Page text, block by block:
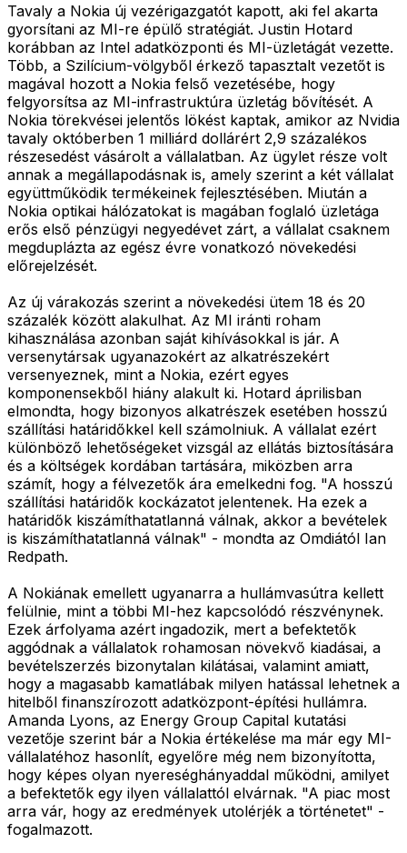
Tavaly a Nokia új vezérigazgatót kapott, aki fel akarta
gyorsítani az MI-re épülő stratégiát. Justin Hotard
korábban az Intel adatközponti és MI-üzletágát vezette.
Több, a Szilícium-völgyből érkező tapasztalt vezetőt is
magával hozott a Nokia felső vezetésébe, hogy
felgyorsítsa az MI-infrastruktúra üzletág bővítését. A
Nokia törekvései jelentős lökést kaptak, amikor az Nvidia
tavaly októberben 1 milliárd dollárért 2,9 százalékos
részesedést vásárolt a vállalatban. Az ügylet része volt
annak a megállapodásnak is, amely szerint a két vállalat
együttműködik termékeinek fejlesztésében. Miután a
Nokia optikai hálózatokat is magában foglaló üzletága
erős első pénzügyi negyedévet zárt, a vállalat csaknem
megduplázta az egész évre vonatkozó növekedési
előrejelzését.
Az új várakozás szerint a növekedési ütem 18 és 20
százalék között alakulhat. Az MI iránti roham
kihasználása azonban saját kihívásokkal is jár. A
versenytársak ugyanazokért az alkatrészekért
versenyeznek, mint a Nokia, ezért egyes
komponensekből hiány alakult ki. Hotard áprilisban
elmondta, hogy bizonyos alkatrészek esetében hosszú
szállítási határidőkkel kell számolniuk. A vállalat ezért
különböző lehetőségeket vizsgál az ellátás biztosítására
és a költségek kordában tartására, miközben arra
számít, hogy a félvezetők ára emelkedni fog. "A hosszú
szállítási határidők kockázatot jelentenek. Ha ezek a
határidők kiszámíthatatlanná válnak, akkor a bevételek
is kiszámíthatatlanná válnak" - mondta az Omdiától Ian
Redpath.
A Nokiának emellett ugyanarra a hullámvasútra kellett
felülnie, mint a többi MI-hez kapcsolódó részvénynek.
Ezek árfolyama azért ingadozik, mert a befektetők
aggódnak a vállalatok rohamosan növekvő kiadásai, a
bevételszerzés bizonytalan kilátásai, valamint amiatt,
hogy a magasabb kamatlábak milyen hatással lehetnek a
hitelből finanszírozott adatközpont-építési hullámra.
Amanda Lyons, az Energy Group Capital kutatási
vezetője szerint bár a Nokia értékelése ma már egy MI-
vállalatéhoz hasonlít, egyelőre még nem bizonyította,
hogy képes olyan nyereséghányaddal működni, amilyet
a befektetők egy ilyen vállalattól elvárnak. "A piac most
arra vár, hogy az eredmények utolérjék a történetet" -
fogalmazott.